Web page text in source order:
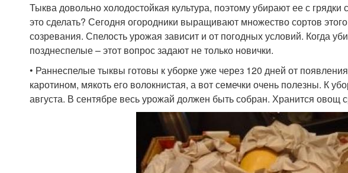
Тыква довольно холодостойкая культура, поэтому убирают ее с
это сделать? Сегодня огородники выращивают множество сортов
созревания. Спелость урожая зависит и от погодных условий. Когда
позднеспелые – этот вопрос задают не только новички.
• Раннеспелые тыквы готовы к уборке уже через 120 дней от
каротином, мякоть его волокнистая, а вот семечки очень полезны. К
августа. В сентябре весь урожай должен быть собран. Хранится овощ